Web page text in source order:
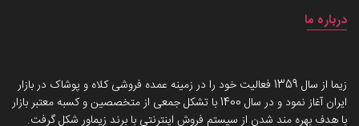
درباره ما
زیما از سال 1359 فعالیت خود را در زمینه عمده فروشی کلاه و پوشاک در بازار
ایران آغاز نمود و در سال 1400 با تشکل جمعی از متخصصین و کسبه معتبر بازار
با هدف بهره مند شدن از سیستم فروش اینترنتی با برند زیماوِر شکل گرفت.